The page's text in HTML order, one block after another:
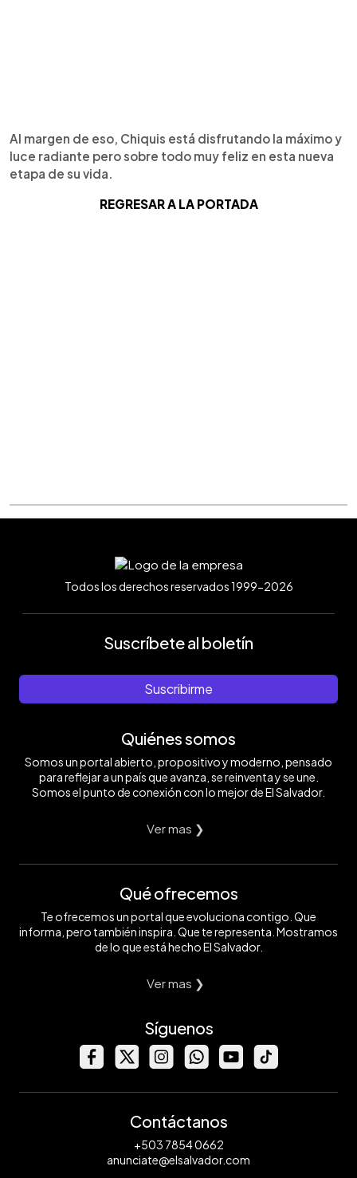
Al margen de eso, Chiquis está disfrutando la máximo y
luce radiante pero sobre todo muy feliz en esta nueva
etapa de su vida.
REGRESAR A LA PORTADA
Todos los derechos reservados 1999-2026
Suscríbete al boletín
Suscribirme
Quiénes somos
Somos un portal abierto, propositivo y moderno, pensado
para reflejar a un país que avanza, se reinventa y se une.
Somos el punto de conexión con lo mejor de El Salvador.
Ver mas ❯
Qué ofrecemos
Te ofrecemos un portal que evoluciona contigo. Que
informa, pero también inspira. Que te representa. Mostramos
de lo que está hecho El Salvador.
Ver mas ❯
Síguenos
Contáctanos
+503 7854 0662
anunciate@elsalvador.com